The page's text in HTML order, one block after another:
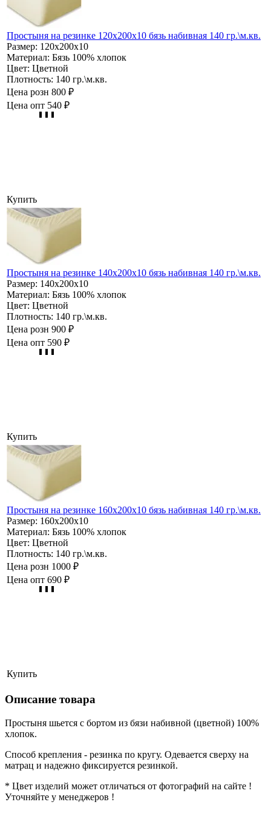
Простыня на резинке 120х200х10 бязь набивная 140 гр.\м.кв.
Размер: 120х200х10
Материал: Бязь 100% хлопок
Цвет: Цветной
Плотность: 140 гр.\м.кв.
Цена розн 800 ₽
Цена опт 540 ₽
Купить
Простыня на резинке 140х200х10 бязь набивная 140 гр.\м.кв.
Размер: 140х200х10
Материал: Бязь 100% хлопок
Цвет: Цветной
Плотность: 140 гр.\м.кв.
Цена розн 900 ₽
Цена опт 590 ₽
Купить
Простыня на резинке 160х200х10 бязь набивная 140 гр.\м.кв.
Размер: 160х200х10
Материал: Бязь 100% хлопок
Цвет: Цветной
Плотность: 140 гр.\м.кв.
Цена розн 1000 ₽
Цена опт 690 ₽
Купить
Описание товара
Простыня шьется с бортом из бязи набивной (цветной) 100%
хлопок.
Способ крепления - резинка по кругу. Одевается сверху на
матрац и надежно фиксируется резинкой.
* Цвет изделий может отличаться от фотографий на сайте !
Уточняйте у менеджеров !